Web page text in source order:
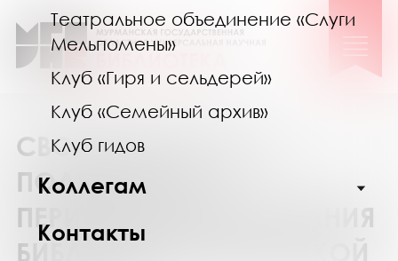
Театральное объединение «Слуги
Мельпомены»
Клуб «Гиря и сельдерей»
Клуб «Семейный архив»
Клуб гидов
Коллегам
Контакты
СВОДНЫЙ КАТАЛОГ
ПОДПИСКИ НА
ПЕРИОДИЧЕСКИЕ ИЗДАНИЯ
БИБЛИОТЕК МУРМАНСКОЙ